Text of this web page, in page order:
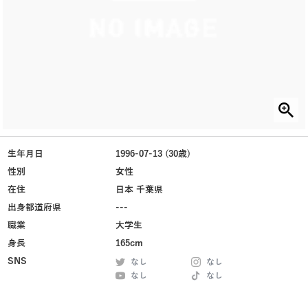
生年月日
1996-07-13 (30歳)
性別
女性
在住
日本 千葉県
出身都道府県
---
職業
大学生
身長
165cm
SNS
なし
なし
なし
なし